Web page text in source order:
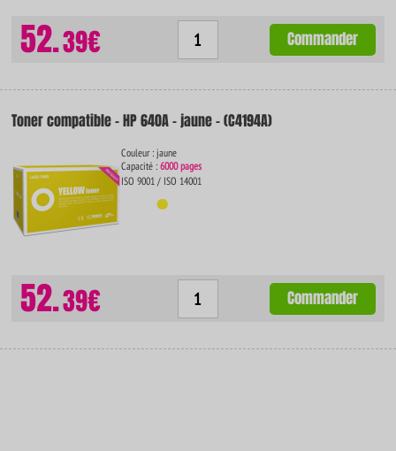
52.39€ Commander
Toner compatible - HP 640A - jaune - (C4194A)
Couleur : jaune
Capacité :6000 pages
ISO 9001 / ISO 14001
52.39€ Commander